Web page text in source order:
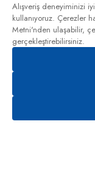
Alışveriş deneyiminizi
kullanıyoruz. Çerezler
Metni'nden ulaşabilir,
gerçekleştirebilirsiniz.